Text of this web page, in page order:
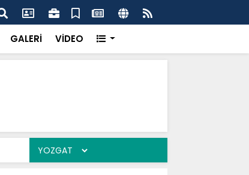
“Tek Çatı” mesajı
GALERİ VİDEO